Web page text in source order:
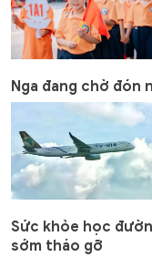
Nga đang chờ đón
Sức khỏe học
sớm tháo gỡ